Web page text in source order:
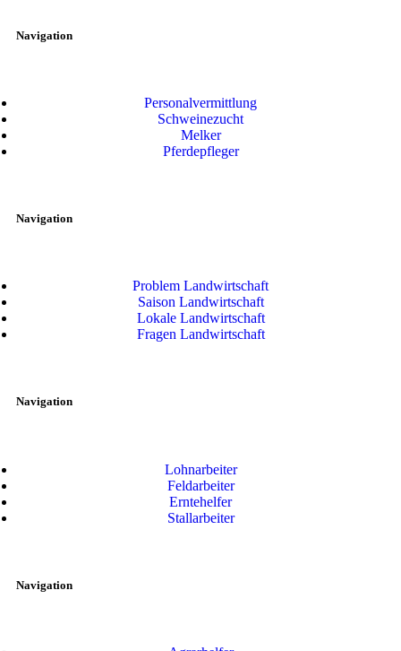
Navigation
Personalvermittlung
Schweinezucht
Melker
Pferdepfleger
Navigation
Problem Landwirtschaft
Saison Landwirtschaft
Lokale Landwirtschaft
Fragen Landwirtschaft
Navigation
Lohnarbeiter
Feldarbeiter
Erntehelfer
Stallarbeiter
Navigation